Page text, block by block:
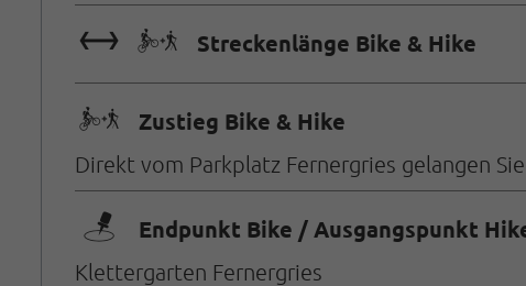
🔖🅕 Streckenlänge Bike & Hike
🅕 Zustieg Bike & Hike
Direkt vom Parkplatz Fernergries gelangen
🖿 Endpunkt Bike / Ausgangspunkt
Klettergarten Fernergries